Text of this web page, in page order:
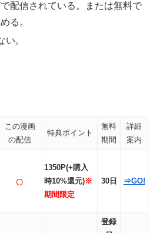
配信されている。または無料で
る。
。
この漫画
の配信
特典ポイント
無料
期間
詳細
案内
○
1350P(+購入
時10%還元)※
期間限定
30日 ⇒GO!
登録